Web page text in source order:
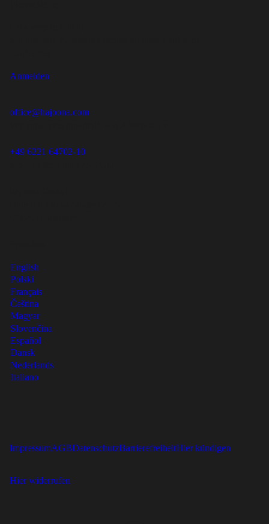
Anmelden
office@hajoona.com
+49 6221 64702-10
English
Polski
Français
Čeština
Magyar
Slovenčina
Español
Dansk
Nederlands
Italiano
ImpressumAGBDatenschutzBarrierefreiheitHier kündigen
Hier widerrufen